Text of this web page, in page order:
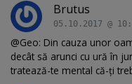
Brutus
05.10.2017 @
@Geo: Din cauza unor
decât să arunci cu ură în
tratează-te mental că-ți